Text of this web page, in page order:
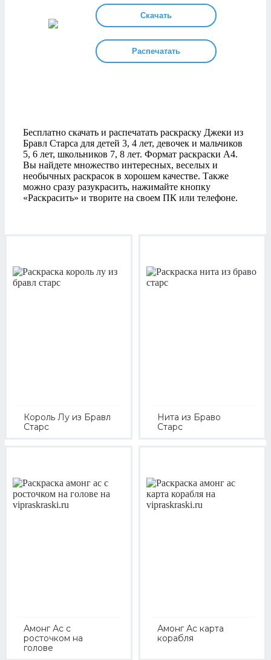
Скачать
Распечатать
Бесплатно скачать и распечатать раскраску Джеки из
Бравл Старса для детей 3, 4 лет, девочек и мальчиков
5, 6 лет, школьников 7, 8 лет. Формат раскраски А4.
Вы найдете множество интересных, веселых и
необычных раскрасок в хорошем качестве. Также
можно сразу разукрасить, нажимайте кнопку
«Раскрасить» и творите на своем ПК или телефоне.
Король Лу из Бравл
Старс
Нита из Браво
Старс
Амонг Ас с
росточком на
голове
Амонг Ас карта
корабля